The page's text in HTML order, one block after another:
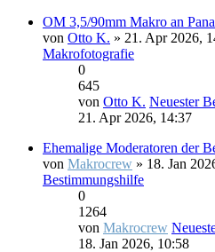
OM 3,5/90mm Makro an
von Otto K. » 21. Apr 2026,
Makrofotografie
0
645
von Otto K. Neuester
21. Apr 2026, 14:37
Ehemalige Moderatoren der
von Makrocrew » 18. Jan
Bestimmungshilfe
0
1264
von Makrocrew
18. Jan 2026, 10:58